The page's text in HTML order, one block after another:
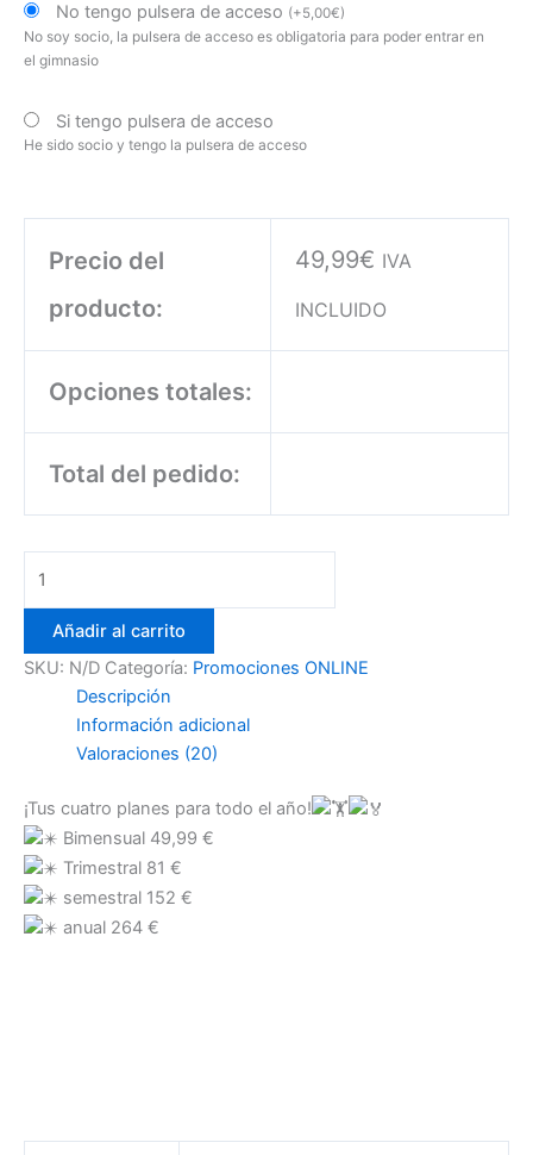
No tengo pulsera de acceso (+5,00€)
No soy socio, la pulsera de acceso es obligatoria para poder entrar en
el gimnasio
Si tengo pulsera de acceso
He sido socio y tengo la pulsera de acceso
Precio del
producto:
49,99€ IVA
INCLUIDO
Opciones totales:
Total del pedido:
Añadir al carrito
SKU: N/D Categoría: Promociones ONLINE
Descripción
Información adicional
Valoraciones (20)
¡Tus cuatro planes para todo el año!
Bimensual 49,99 €
Trimestral 81 €
semestral 152 €
anual 264 €